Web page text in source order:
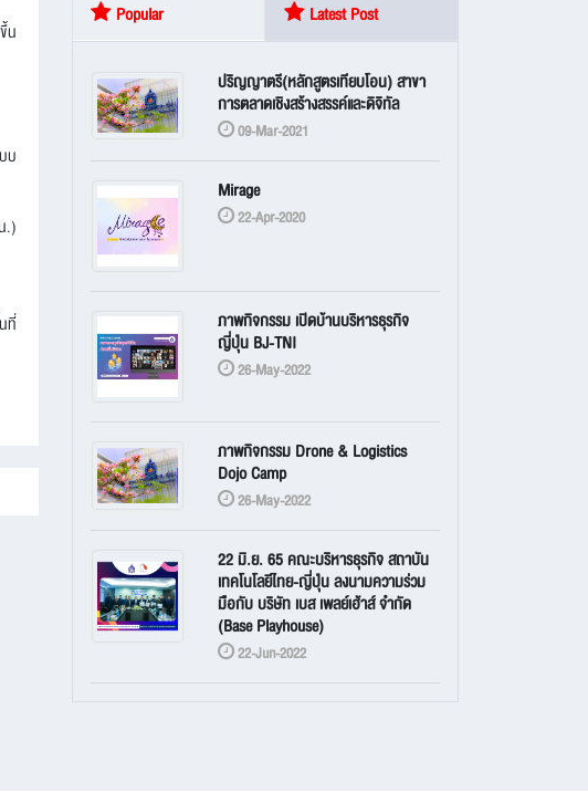
น
บ
.)
ที่
Popular Latest Post
ปริญญาตรี(หลักสูตรเทียบโอน) สาขา
การตลาดเชิงสร้างสรรค์และดิจิทัล
09-Mar-2021
Mirage
22-Apr-2020
ภาพกิจกรรม เปิดบ้านบริหารธุรกิจ
ญี่ปุ่น BJ-TNI
26-May-2022
ภาพกิจกรรม Drone & Logistics
Dojo Camp
26-May-2022
22 มิ.ย. 65 คณะบริหารธุรกิจ สถาบัน
เทคโนโลยีไทย-ญี่ปุ่น ลงนามความร่วม
มือกับ บริษัท เบส เพลย์เฮ้าส์ จำกัด
(Base Playhouse)
22-Jun-2022